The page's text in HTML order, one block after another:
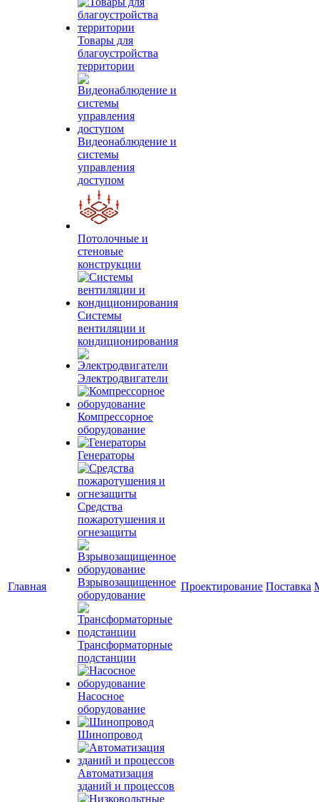
Главная
Товары для
благоустройства
территории
Видеонаблюдение и
системы
управления
доступом
Потолочные и
стеновые
конструкции
Системы
вентиляции и
кондиционирования
Электродвигатели
Компрессорное
оборудование
Генераторы
Средства
пожаротушения и
огнезащиты
Взрывозащищенное
оборудование
Трансформаторные
подстанции
Насосное
оборудование
Шинопровод
Автоматизация
зданий и процессов
Проектирование Поставка